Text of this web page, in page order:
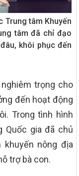
Trung tâm Khuyến
tâm đã chỉ đạo
khôi phục đến
trọng cho
đến hoạt động
Trong tình hình
Quốc gia đã chủ
nông địa
trợ bà con.